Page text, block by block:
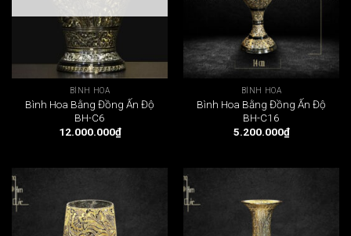
BÌNH HOA
Bình Hoa Bằng Đồng Ấn Độ
BH-C6
12.000.000₫
BÌNH HOA
Bình Hoa Bằng Đồng Ấn Độ
BH-C16
5.200.000₫